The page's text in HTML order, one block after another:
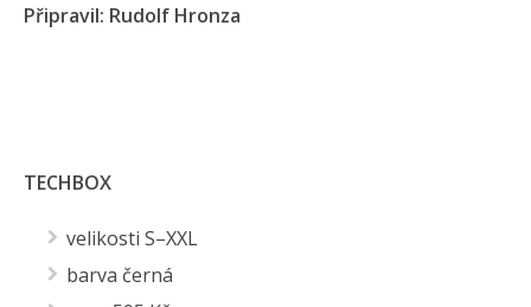
Připravil: Rudolf Hronza
TECHBOX
velikosti S–XXL
barva černá